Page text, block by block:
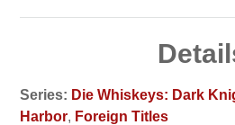
Series: Die Whiskeys: Dark
Harbor, Foreign Titles